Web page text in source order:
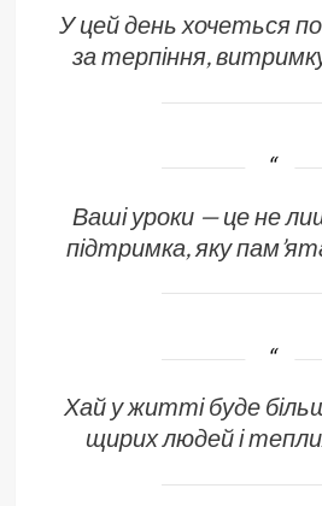
У цей день хочеться
за терпіння,
Ваші уроки — це не
підтримка, яку
Хай у житті буде
щирих людей і